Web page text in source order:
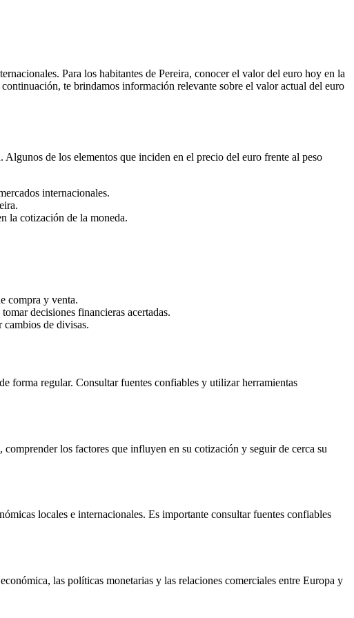
Para los habitantes de Pereira, conocer el valor del euro hoy en la
te brindamos información relevante sobre el valor actual del euro
de los elementos que inciden en el precio del euro frente al peso
internacionales.
la cotización de la moneda.
compra y venta.
decisiones financieras acertadas.
cambios de divisas.
forma regular. Consultar fuentes confiables y utilizar herramientas
los factores que influyen en su cotización y seguir de cerca su
locales e internacionales. Es importante consultar fuentes confiables
las políticas monetarias y las relaciones comerciales entre Europa y